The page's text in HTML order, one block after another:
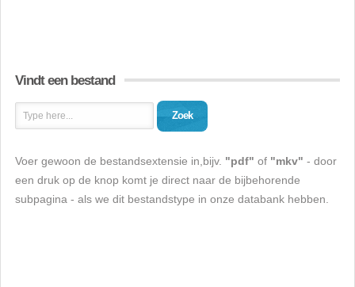
Vindt een bestand
Zoek
Voer gewoon de bestandsextensie in,bijv. "pdf" of "mkv" - door
een druk op de knop komt je direct naar de bijbehorende
subpagina - als we dit bestandstype in onze databank hebben.